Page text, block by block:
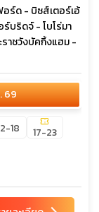
ข้าสโตนเฮนจ์
รี่ - เบอร์ตันออน
- เมืองบาธ - สะ
ร์ด - บิซส์เตอร์เอ้
บริดจ์ - โบโร่มา
าชวังบัคกิ้งแฮม -